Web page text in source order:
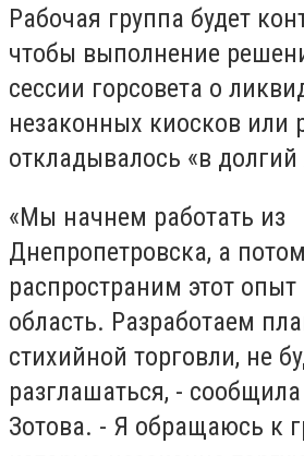
Рабочая группа будет
чтобы выполнение
сессии горсовета о
незаконных киосков или
откладывалось «в
«Мы начнем работать из
Днепропетровска, а потом
распространим этот
область. Разработаем
стихийной торговли, не
разглашаться, -
Зотова. - Я обращаюсь к